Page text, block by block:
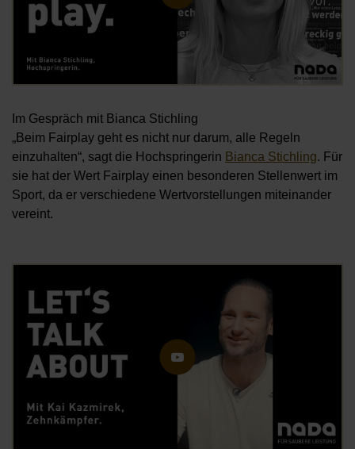
Im Gespräch mit Bianca Stichling
„Beim Fairplay geht es nicht nur darum, alle Regeln
einzuhalten“, sagt die Hochspringerin Bianca Stichling. Für
sie hat der Wert Fairplay einen besonderen Stellenwert im
Sport, da er verschiedene Wertvorstellungen miteinander
vereint.